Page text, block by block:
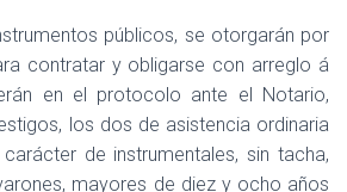
públicos, se otorgarán por
contratar y obligarse con arreglo á
en el protocolo ante el Notario,
los dos de asistencia ordinaria
de instrumentales, sin tacha,
mayores de diez y ocho años